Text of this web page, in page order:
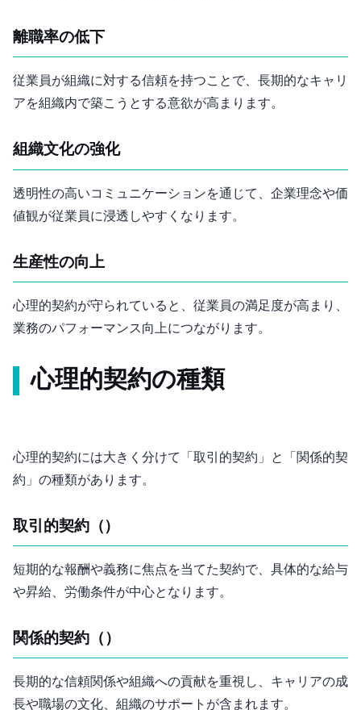
離職率の低下
従業員が組織に対する信頼を持つことで、長期的なキャリ
アを組織内で築こうとする意欲が高まります。
組織文化の強化
透明性の高いコミュニケーションを通じて、企業理念や価
値観が従業員に浸透しやすくなります。
生産性の向上
心理的契約が守られていると、従業員の満足度が高まり、
業務のパフォーマンス向上につながります。
心理的契約の種類
心理的契約には大きく分けて「取引的契約」と「関係的契
約」の2種類があります。
取引的契約（Transactional Contract）
短期的な報酬や義務に焦点を当てた契約で、具体的な給与
や昇給、労働条件が中心となります。
関係的契約（Relational Contract）
長期的な信頼関係や組織への貢献を重視し、キャリアの成
長や職場の文化、組織のサポートが含まれます。